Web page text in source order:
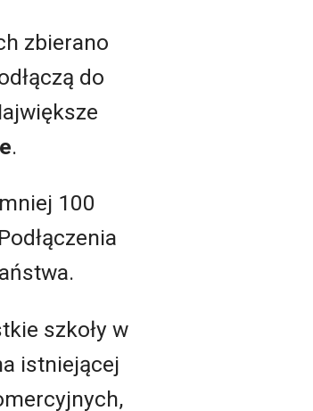
zbierano
do
.
100
szkoły w
istniejącej